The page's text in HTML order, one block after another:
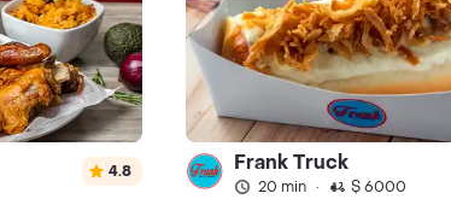
4.8 Frank Truck
20 min · $ 6000